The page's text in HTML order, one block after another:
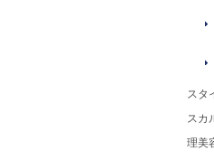
スタ
スカ
理美